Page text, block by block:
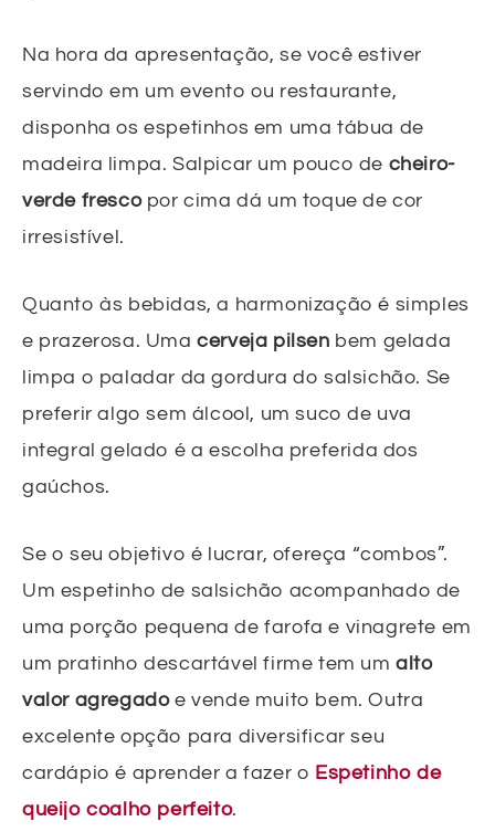
Na hora da apresentação, se você estiver
servindo em um evento ou restaurante,
disponha os espetinhos em uma tábua de
madeira limpa. Salpicar um pouco de cheiro-
verde frescopor cima dá um toque de cor
irresistível.
Quanto às bebidas, a harmonização é simples
e prazerosa. Umacerveja pilsen bem gelada
limpa o paladar da gordura do salsichão. Se
preferir algo sem álcool, um suco de uva
integral gelado é a escolha preferida dos
gaúchos.
Se o seu objetivo é lucrar, ofereça “combos”.
Um espetinho de salsichão acompanhado de
uma porção pequena de farofa e vinagrete em
um pratinho descartável firme tem umalto
valor agregadoe vende muito bem. Outra
excelente opção para diversificar seu
cardápio é aprender a fazer o Espetinho de
queijo coalho perfeito.